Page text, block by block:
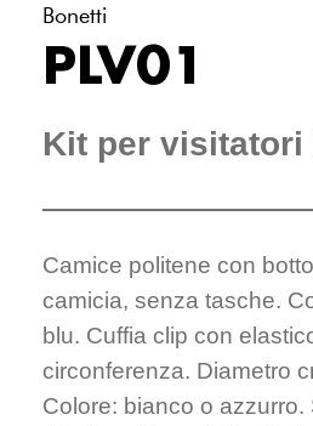
Bonetti
PLV01
Kit per visitatori
Camice politene con
camicia, senza tasche.
blu. Cuffia clip con
circonferenza. Diametro
Colore: bianco o